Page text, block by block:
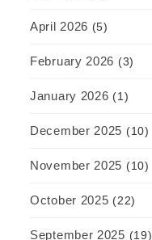
April 2026 (5)
February 2026 (3)
January 2026 (1)
December 2025 (10)
November 2025 (10)
October 2025 (22)
September 2025 (19)